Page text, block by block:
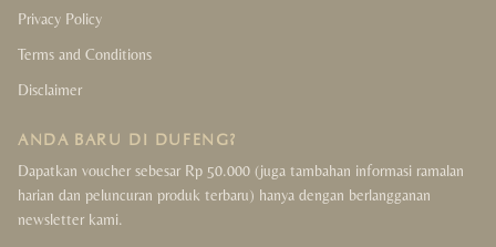
Decor Collection
Strings Collection
Lucky Coins Collection
Privacy Policy
Terms and Conditions
Disclaimer
ANDA BARU DI DUFENG?
Dapatkan voucher sebesar Rp 50.000 (juga tambahan informasi ramalan
harian dan peluncuran produk terbaru) hanya dengan berlangganan
newsletter kami.